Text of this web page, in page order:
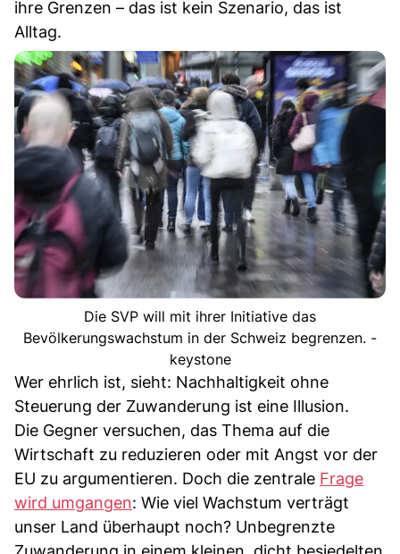
ihre Grenzen – das ist kein Szenario, das ist
Alltag.
Die SVP will mit ihrer Initiative das
Bevölkerungswachstum in der Schweiz begrenzen. -
keystone
Wer ehrlich ist, sieht: Nachhaltigkeit ohne
Steuerung der Zuwanderung ist eine Illusion.
Die Gegner versuchen, das Thema auf die
Wirtschaft zu reduzieren oder mit Angst vor der
EU zu argumentieren. Doch die zentrale Frage
wird umgangen: Wie viel Wachstum verträgt
unser Land überhaupt noch? Unbegrenzte